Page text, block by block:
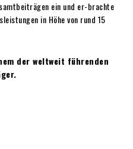
ein und er-brachte
in Höhe von rund 15
der weltweit führenden